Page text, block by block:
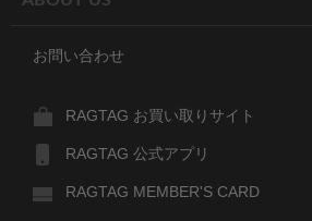
お問い合わせ
RAGTAG お買い取りサイト
RAGTAG 公式アプリ
RAGTAG MEMBER'S CARD